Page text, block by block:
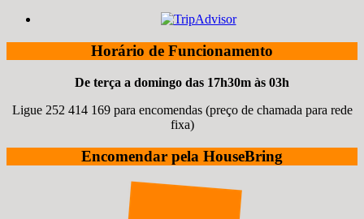
Horário de Funcionamento
De terça a domingo das 17h30m às 03h
Ligue 252 414 169 para encomendas (preço de chamada para rede
fixa)
Encomendar pela HouseBring